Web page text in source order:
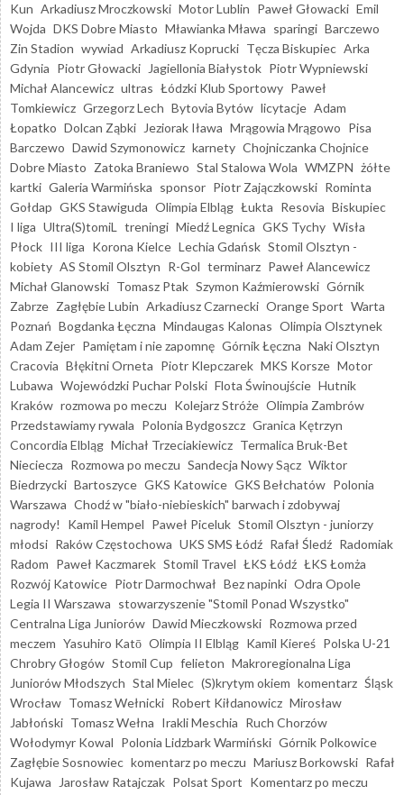
Kun Arkadiusz Mroczkowski Motor Lublin Paweł Głowacki Emil
Wojda DKS Dobre Miasto Mławianka Mława sparingi Barczewo
Zin Stadion wywiad Arkadiusz Koprucki Tęcza Biskupiec Arka
Gdynia Piotr Głowacki Jagiellonia Białystok Piotr Wypniewski
Michał Alancewicz ultras Łódzki Klub Sportowy Paweł
Tomkiewicz Grzegorz Lech Bytovia Bytów licytacje Adam
Łopatko Dolcan Ząbki Jeziorak Iława Mrągowia Mrągowo Pisa
Barczewo Dawid Szymonowicz karnety Chojniczanka Chojnice
Dobre Miasto Zatoka Braniewo Stal Stalowa Wola WMZPN żółte
kartki Galeria Warmińska sponsor Piotr Zajączkowski Rominta
Gołdap GKS Stawiguda Olimpia Elbląg Łukta Resovia Biskupiec
I liga Ultra(S)tomiL treningi Miedź Legnica GKS Tychy Wisła
Płock III liga Korona Kielce Lechia Gdańsk Stomil Olsztyn -
kobiety AS Stomil Olsztyn R-Gol terminarz Paweł Alancewicz
Michał Glanowski Tomasz Ptak Szymon Kaźmierowski Górnik
Zabrze Zagłębie Lubin Arkadiusz Czarnecki Orange Sport Warta
Poznań Bogdanka Łęczna Mindaugas Kalonas Olimpia Olsztynek
Adam Zejer Pamiętam i nie zapomnę Górnik Łęczna Naki Olsztyn
Cracovia Błękitni Orneta Piotr Klepczarek MKS Korsze Motor
Lubawa Wojewódzki Puchar Polski Flota Świnoujście Hutnik
Kraków rozmowa po meczu Kolejarz Stróże Olimpia Zambrów
Przedstawiamy rywala Polonia Bydgoszcz Granica Kętrzyn
Concordia Elbląg Michał Trzeciakiewicz Termalica Bruk-Bet
Nieciecza Rozmowa po meczu Sandecja Nowy Sącz Wiktor
Biedrzycki Bartoszyce GKS Katowice GKS Bełchatów Polonia
Warszawa Chodź w "biało-niebieskich" barwach i zdobywaj
nagrody!
Kamil Hempel Paweł Piceluk Stomil Olsztyn - juniorzy
młodsi Raków Częstochowa UKS SMS Łódź Rafał Śledź Radomiak
Radom Paweł Kaczmarek Stomil Travel ŁKS Łódź ŁKS Łomża
Rozwój Katowice Piotr Darmochwał Bez napinki Odra Opole
Legia II Warszawa stowarzyszenie "Stomil Ponad Wszystko"
Centralna Liga Juniorów Dawid Mieczkowski Rozmowa przed
meczem Yasuhiro Katō Olimpia II Elbląg Kamil Kiereś Polska U-21
Chrobry Głogów Stomil Cup felieton Makroregionalna Liga
Juniorów Młodszych Stal Mielec (S)krytym okiem komentarz Śląsk
Wrocław Tomasz Wełnicki Robert Kiłdanowicz Mirosław
Jabłoński Tomasz Wełna Irakli Meschia Ruch Chorzów
Wołodymyr Kowal Polonia Lidzbark Warmiński Górnik Polkowice
Zagłębie Sosnowiec komentarz po meczu Mariusz Borkowski Rafał
Kujawa
Jarosław Ratajczak Polsat Sport Komentarz po meczu